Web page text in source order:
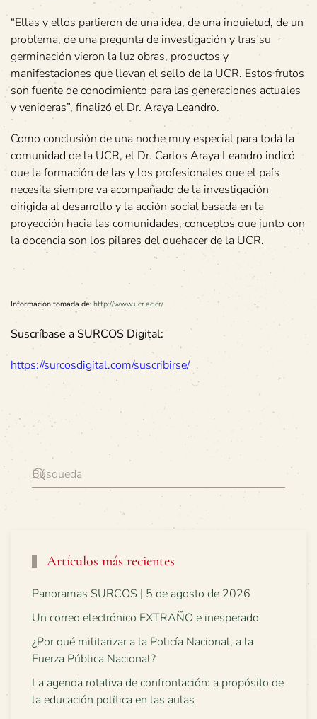
“Ellas y ellos partieron de una idea, de una inquietud, de un
problema, de una pregunta de investigación y tras su
germinación vieron la luz obras, productos y
manifestaciones que llevan el sello de la UCR. Estos frutos
son fuente de conocimiento para las generaciones actuales
y venideras”, finalizó el Dr. Araya Leandro.
Como conclusión de una noche muy especial para toda la
comunidad de la UCR, el Dr. Carlos Araya Leandro indicó
que la formación de las y los profesionales que el país
necesita siempre va acompañado de la investigación
dirigida al desarrollo y la acción social basada en la
proyección hacia las comunidades, conceptos que junto con
la docencia son los pilares del quehacer de la UCR.
Información tomada de: http://www.ucr.ac.cr/
Suscríbase a SURCOS Digital:
https://surcosdigital.com/suscribirse/
Artículos más recientes
Panoramas SURCOS | 5 de agosto de 2026
Un correo electrónico EXTRAÑO e inesperado
¿Por qué militarizar a la Policía Nacional, a la
Fuerza Pública Nacional?
La agenda rotativa de confrontación: a propósito de
la educación política en las aulas